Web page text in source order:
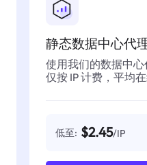
静态数据中心代
使用我们的数据中心
仅按 IP 计费，平均在
低至: $2.45/IP